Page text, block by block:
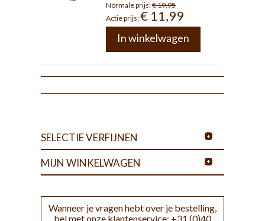
Normale prijs:€ 19,95
Actie prijs:€ 11,99
In winkelwagen
SELECTIE VERFIJNEN
MIJN WINKELWAGEN
Wanneer je vragen hebt over je bestelling,
bel met onze klantenservice: +31 (0)40